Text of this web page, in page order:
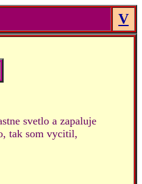
V
svetlo a zapaluje
tak som vycitil,